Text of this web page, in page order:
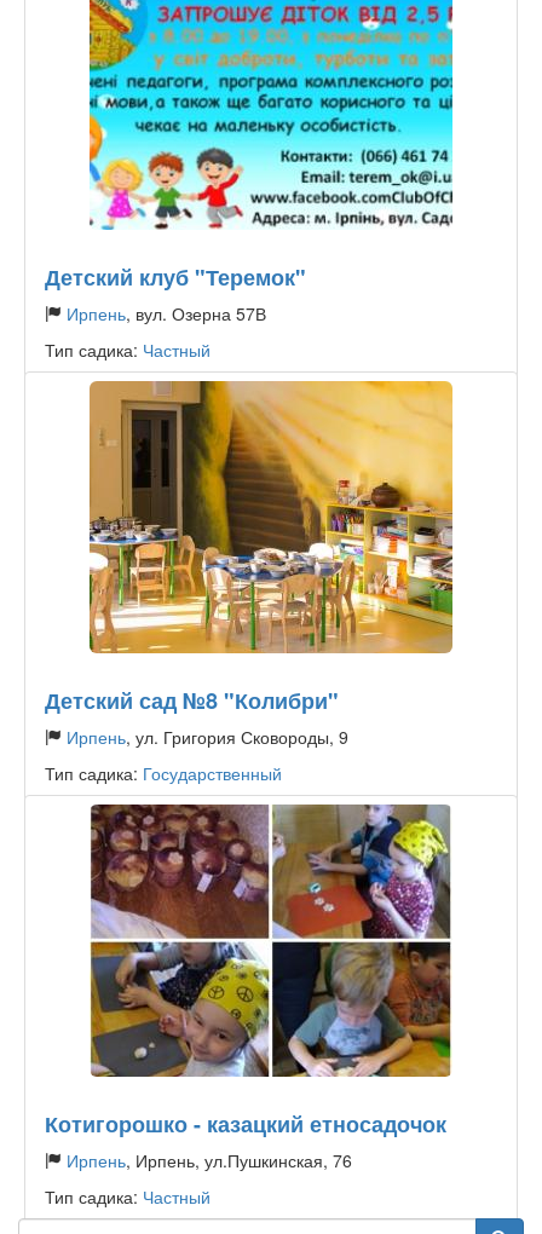
Детский клуб "Теремок"
Ирпень, вул. Озерна 57В
Тип садика: Частный
Детский сад №8 "Колибри"
Ирпень, ул. Григория Сковороды, 9
Тип садика: Государственный
Котигорошко - казацкий етносадочок
Ирпень, Ирпень, ул.Пушкинская, 76
Тип садика: Частный
Поиск